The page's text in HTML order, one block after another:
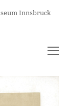
Innsbruck